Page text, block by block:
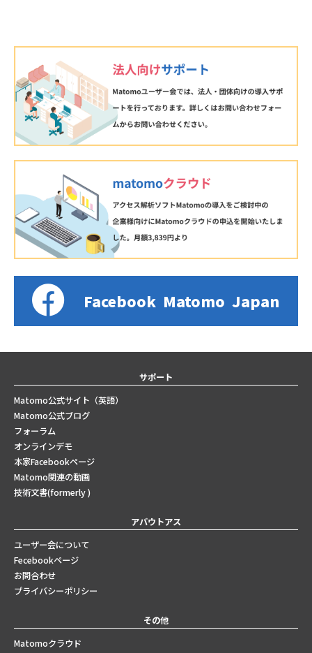
Facebook Matomo Japan
サポート
Matomo公式サイト（英語）
Matomo公式ブログ
フォーラム
オンラインデモ
本家Facebookページ
Matomo関連の動画
技術文書(formerly )
アバウトアス
ユーザー会について
Fecebookページ
お問合わせ
プライバシーポリシー
その他
Matomoクラウド